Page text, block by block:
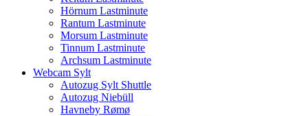
Hörnum Lastminute
Rantum Lastminute
Morsum Lastminute
Tinnum Lastminute
Archsum Lastminute
Webcam Sylt
Autozug Sylt Shuttle
Autozug Niebüll
Havneby Rømø